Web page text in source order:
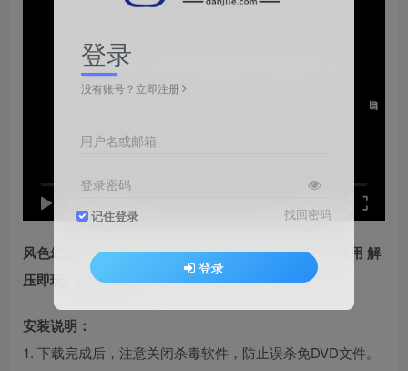
风色幻想6：冒险奏鸣 繁体中文 免安装 绿色版 [亲测可用 解
压即玩]【1.23GB】
安装说明：
1. 下载完成后，注意关闭杀毒软件，防止误杀免DVD文件。
登录
没有账号？立即注册
用户名或邮箱
登录密码
记住登录 找回密码
登录